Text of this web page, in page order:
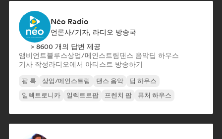
Néo Radio
언론사/기자, 라디오 방송국
> 8600 개의 답변 제공
앰비언트블루스상업/메인스트림댄스 음악딥 하우스
기사 작성라디오에서 아티스트 방송하기
팝 록 상업/메인스트림 댄스 음악
딥 하우스
일렉트로니카
일렉트로팝 프렌치 팝 퓨처 하우스